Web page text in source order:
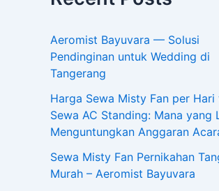
Aeromist Bayuvara — Solusi
Pendinginan untuk Wedding di
Tangerang
Harga Sewa Misty Fan per Hari
Sewa AC Standing: Mana yang
Menguntungkan Anggaran
Sewa Misty Fan Pernikahan
Murah – Aeromist Bayuvara